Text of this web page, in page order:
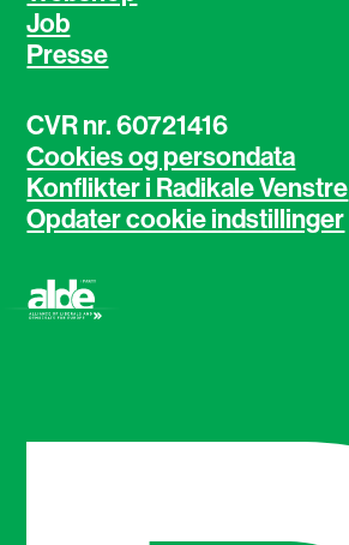
Job
Presse
CVR nr. 60721416
Cookies og persondata
Konflikter i Radikale Venstre
Opdater cookie indstillinger